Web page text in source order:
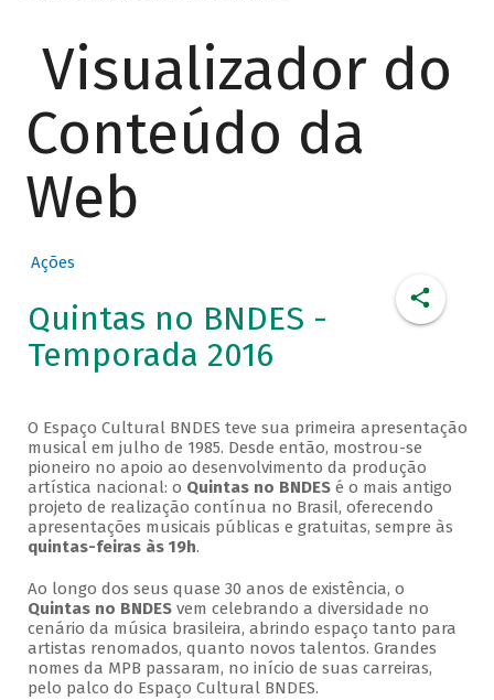
Visualizador do
Conteúdo da
Web
Ações
Quintas no BNDES -
Temporada 2016
O Espaço Cultural BNDES teve sua primeira apresentação
musical em julho de 1985. Desde então, mostrou-se
pioneiro no apoio ao desenvolvimento da produção
artística nacional: o Quintas no BNDESé o mais antigo
projeto de realização contínua no Brasil, oferecendo
apresentações musicais públicas e gratuitas, sempre às
quintas-feiras às 19h.
Ao longo dos seus quase 30 anos de existência, o
Quintas no BNDESvem celebrando a diversidade no
cenário da música brasileira, abrindo espaço tanto para
artistas renomados, quanto novos talentos. Grandes
nomes da MPB passaram, no início de suas carreiras,
pelo palco do Espaço Cultural BNDES.